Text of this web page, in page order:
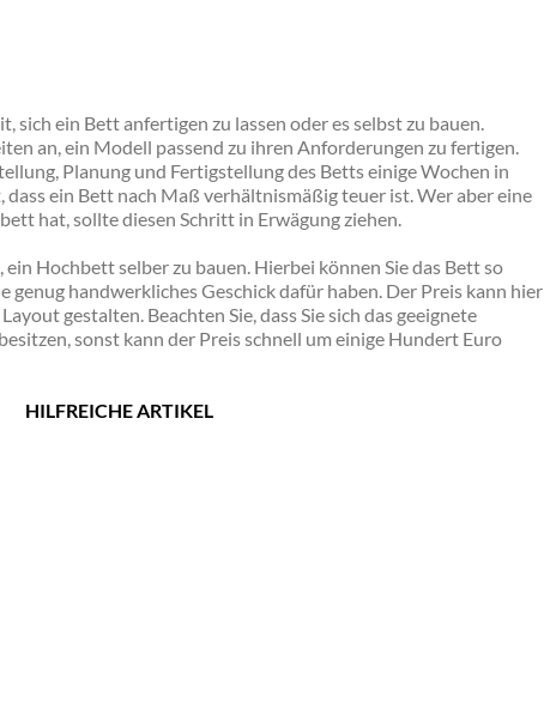
ein Bett anfertigen zu lassen oder es selbst zu bauen.
an, ein Modell passend zu ihren Anforderungen zu fertigen.
Planung und Fertigstellung des Betts einige Wochen in
ein Bett nach Maß verhältnismäßig teuer ist. Wer aber eine
hat, sollte diesen Schritt in Erwägung ziehen.
Hochbett selber zu bauen. Hierbei können Sie das Bett so
genug handwerkliches Geschick dafür haben. Der Preis kann hier
gestalten. Beachten Sie, dass Sie sich das geeignete
sonst kann der Preis schnell um einige Hundert Euro
HILFREICHE ARTIKEL